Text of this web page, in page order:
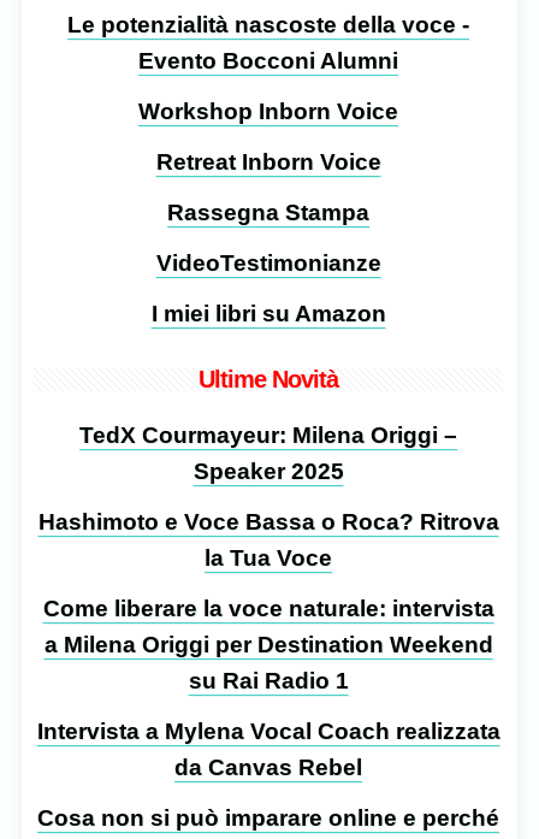
Le potenzialità nascoste della voce -
Evento Bocconi Alumni
Workshop Inborn Voice
Retreat Inborn Voice
Rassegna Stampa
VideoTestimonianze
I miei libri su Amazon
Ultime Novità
TedX Courmayeur: Milena Origgi –
Speaker 2025
Hashimoto e Voce Bassa o Roca? Ritrova
la Tua Voce
Come liberare la voce naturale: intervista
a Milena Origgi per Destination Weekend
su Rai Radio 1
Intervista a Mylena Vocal Coach realizzata
da Canvas Rebel
Cosa non si può imparare online e perché